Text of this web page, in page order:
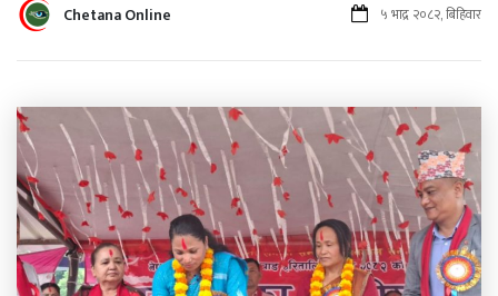
Chetana Online ५ भाद्र २०८२, बिहिवार